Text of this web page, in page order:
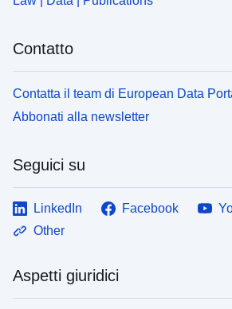
Contatto
Contatta il team di European Data
Abbonati alla newsletter
Seguici su
LinkedIn Facebook
Other
Aspetti giuridici